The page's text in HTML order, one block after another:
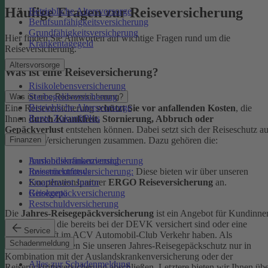
Betriebliche Altersvorsorge
Berufsunfähigkeitsversicherung
Grundfähigkeitsversicherung
Krankentagegeld
Altersvorsorge
Risikolebensversicherung
Sterbegeldversicherung
Betriebliche Altersvorsorge
Rente ZukunftPlus
Finanzen
Immobilienfinanzierung
Investmentfonds
SmartInvest Junior
Girokonto
Restschuldversicherung
Service
Schadenmeldung
Alles zur Schadenmeldung
Häufige Fragen zur Reiseversicherung
Hier finden Sie Antworten auf wichtige Fragen rund um die
Reiseversicherung.
Was ist eine Reiseversicherung?
Was ist eine Reiseversicherung?
Eine Reiseversicherungschützt Sie vor anfallenden Kosten, die
Ihnen durch Krankheit, Stornierung, Abbruch oder
Gepäckverlust entstehen können. Dabei setzt sich der Reiseschutz
mehreren Versicherungen zusammen. Dazu gehören die:
Auslandskrankenversicherung
Reiserücktrittsversicherung: Diese bieten wir über unseren
Kooperationspartner ERGO Reiseversicherung an.
Reisegepäckversicherung
Die Jahres-Reisegepäckversicherung ist ein Angebot für
und Kunden, die bereits bei der DEVK versichert sind oder eine
Mitgliedschaft im ACV Automobil-Club Verkehr haben. Als
Neukund:in können Sie unseren Jahres-Reisegepäckschutz nur in
Kombination mit der Auslandskrankenversicherung oder der